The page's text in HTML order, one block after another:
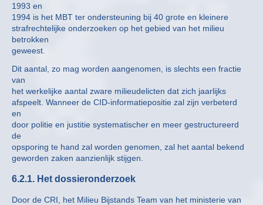
1993 en
1994 is het MBT ter ondersteuning bij 40 grote en kleinere
strafrechtelijke onderzoeken op het gebied van het milieu
betrokken
geweest.
Dit aantal, zo mag worden aangenomen, is slechts een fractie
van
het werkelijke aantal zware milieudelicten dat zich jaarlijks
afspeelt. Wanneer de CID-informatiepositie zal zijn verbeterd
en
door politie en justitie systematischer en meer gestructureerd
de
opsporing te hand zal worden genomen, zal het aantal bekend
geworden zaken aanzienlijk stijgen.
6.2.1. Het dossieronderzoek
Door de CRI, het Milieu Bijstands Team van het ministerie van